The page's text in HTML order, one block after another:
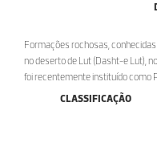
Formações rochosas,
no deserto de Lut (Dasht-e Lut),
foi recentemente instituído como
CLASSIFICAÇÃO